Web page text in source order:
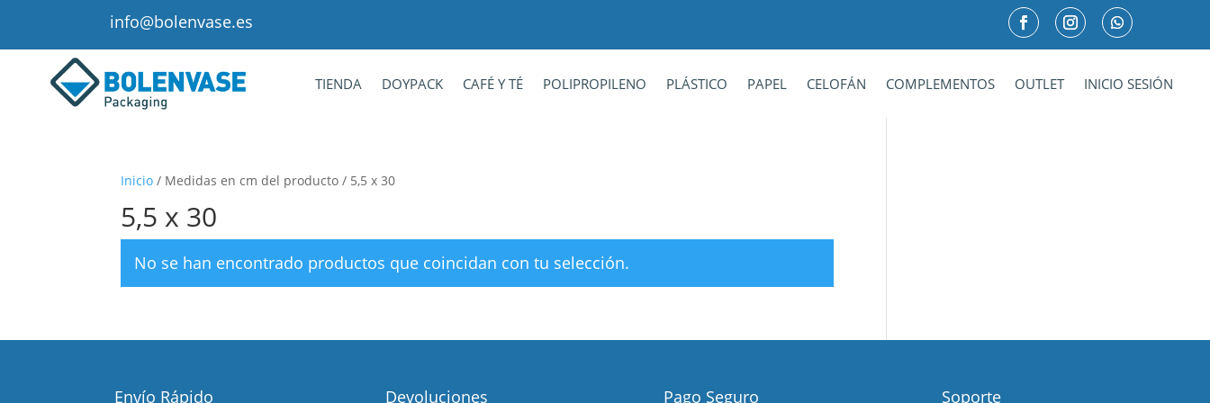
info@bolenvase.es
TIENDA DOYPACK CAFÉ Y TÉ POLIPROPILENO PLÁSTICO PAPEL CELOFÁN COMPLEMENTOS OUTLET INICIO SESIÓN
Inicio / Medidas en cm del producto / 5,5 x 30
5,5 x 30
No se han encontrado productos que coincidan con tu selección.
Envío Rápido Devoluciones Pago Seguro Soporte